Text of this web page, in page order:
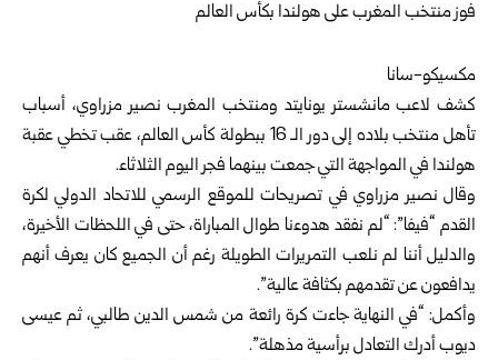
مكسيكو-سانا
كشف لاعب مانشستر يونايتد ومنتخب المغرب نصير مزراوي، أسباب
تأهل منتخب بلاده إلى دور الـ 16 ببطولة كأس العالم، عقب تخطي عقبة
هولندا في المواجهة التي جمعت بينهما فجر اليوم الثلاثاء.
وقال نصير مزراوي في تصريحات للموقع الرسمي للاتحاد الدولي لكرة
القدم “فيفا”: “لم نفقد هدوءنا طوال المباراة، حتى في اللحظات الأخيرة،
والدليل أننا لم نلعب التمريرات الطويلة رغم أن الجميع كان يعرف أنهم
يدافعون عن تقدمهم بكثافة عالية”.
وأكمل: “في النهاية جاءت كرة رائعة من شمس الدين طالبي، ثم عيسى
ديوب أدرك التعادل برأسية مذهلة”.